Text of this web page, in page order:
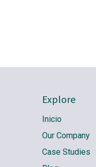
Explore
Inicio
Our Company
Case Studies